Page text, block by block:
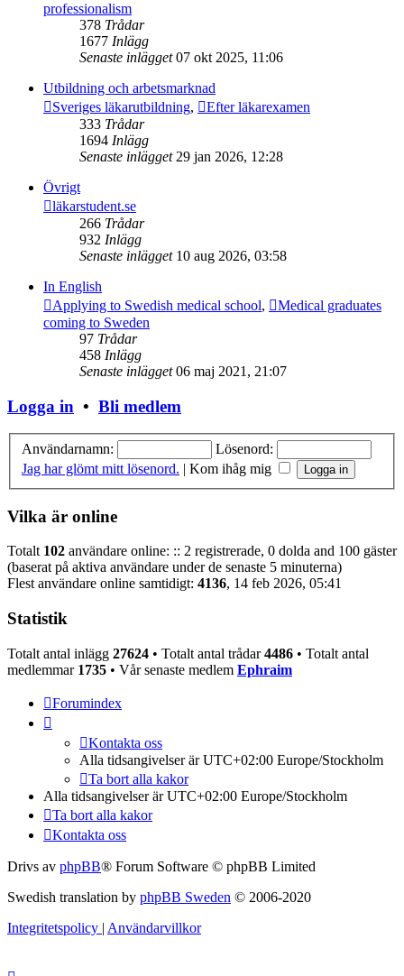
professionalism
378 Trådar
1677 Inlägg
Senaste inlägget 07 okt 2025, 11:06
Utbildning och arbetsmarknad
Sveriges läkarutbildning,
Efter läkarexamen
333 Trådar
1694 Inlägg
Senaste inlägget 29 jan 2026, 12:28
Övrigt
läkarstudent.se
266 Trådar
932 Inlägg
Senaste inlägget 10 aug 2026, 03:58
In English
Applying to Swedish medical school,
Medical graduates
coming to Sweden
97 Trådar
458 Inlägg
Senaste inlägget 06 maj 2021, 21:07
Logga in • Bli medlem
Användarnamn:
Lösenord:
Jag har glömt mitt lösenord. | Kom ihåg mig
Vilka är online
Totalt 102 användare online: :: 2 registrerade, 0 dolda and 100 gäster
(baserat på aktiva användare under de senaste 5 minuterna)
Flest användare online samtidigt: 4136, 14 feb 2026, 05:41
Statistik
Totalt antal inlägg 27624 • Totalt antal trådar4486 • Totalt antal
medlemmar 1735 • Vår senaste medlem Ephraim
Forumindex
Kontakta oss
Alla tidsangivelser är UTC+02:00 Europe/Stockholm
Ta bort alla kakor
Alla tidsangivelser är UTC+02:00 Europe/Stockholm
Ta bort alla kakor
Kontakta oss
Drivs av phpBB® Forum Software © phpBB Limited
Swedish translation by phpBB Sweden © 2006-2020
Integritetspolicy | Användarvillkor